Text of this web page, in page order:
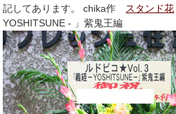
記してあります。 chika作 スタンド花
YOSHITSUNE - 」紫鬼王編